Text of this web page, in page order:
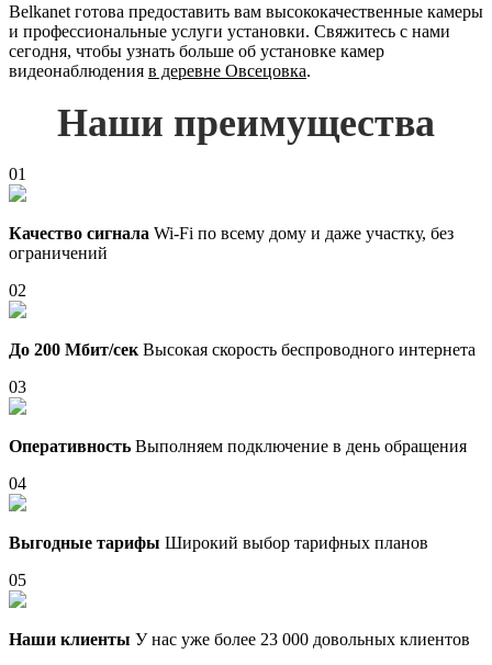
Belkanet готова предоставить вам высококачественные камеры
и профессиональные услуги установки. Свяжитесь с нами
сегодня, чтобы узнать больше об установке камер
видеонаблюдения в деревне Овсецовка.
Наши преимущества
01
Качество сигнала Wi-Fi по всему дому и даже участку, без
ограничений
02
До 200 Мбит/сек Высокая скорость беспроводного интернета
03
Оперативность Выполняем подключение в день обращения
04
Выгодные тарифы Широкий выбор тарифных планов
05
Наши клиенты У нас уже более 23 000 довольных клиентов